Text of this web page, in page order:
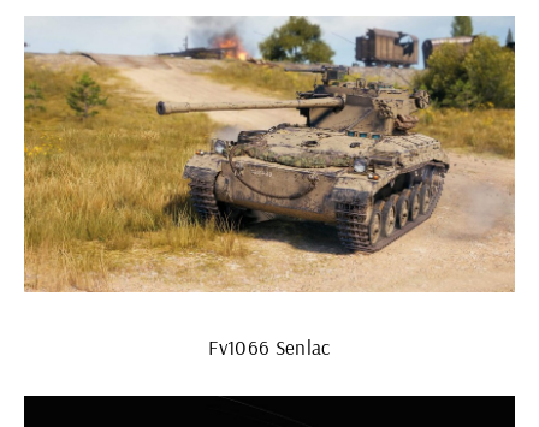
Fv1066 Senlac